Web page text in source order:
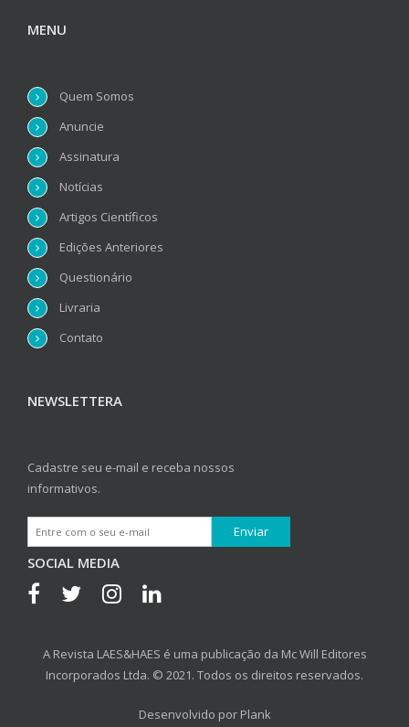
MENU
Quem Somos
Anuncie
Assinatura
Notícias
Artigos Científicos
Edições Anteriores
Questionário
Livraria
Contato
NEWSLETTERA
Cadastre seu e-mail e receba nossos
informativos.
SOCIAL MEDIA
A Revista LAES&HAES é uma publicação da Mc Will Editores
Incorporados Ltda. © 2021. Todos os direitos reservados.
Desenvolvido por Plank